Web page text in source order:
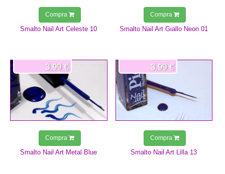
Smalto Nail Art Celeste 10
Compra
Smalto Nail Art Giallo Neon 01
Compra
Smalto Nail Art Metal Blue
3,99 €
Compra
Smalto Nail Art Lilla 13
3,99 €
Compra